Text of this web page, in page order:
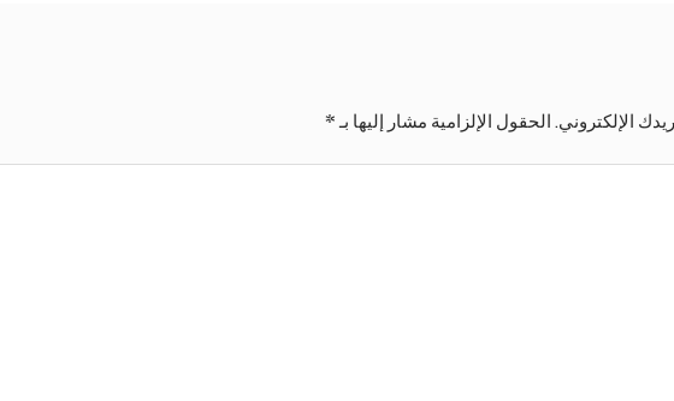
الإلكتروني. الحقول الإلزامية مشار إليها بـ*